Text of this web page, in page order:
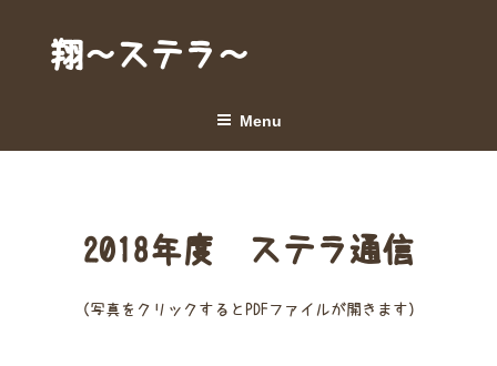
content翔～ステラ～
Menu
2018年度 ステラ通信
（写真をクリックするとPDFファイルが開きます）